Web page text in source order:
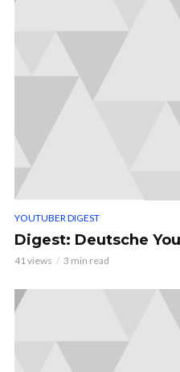
YOUTUBER DIGEST
Digest: Deutsche
41 views 3 min read